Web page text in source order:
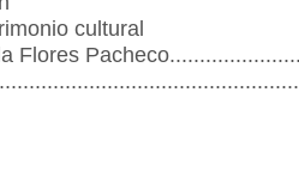
cultural
Flores